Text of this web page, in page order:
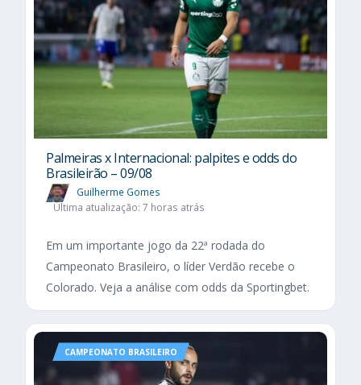
Palmeiras x Internacional: palpites e odds do
Brasileirão – 09/08
Guilherme Gomes
Última atualização: 7 horas atrás
Em um importante jogo da 22ª rodada do
Campeonato Brasileiro, o líder Verdão recebe o
Colorado. Veja a análise com odds da Sportingbet.
CAMPEONATO BRASILEIRO